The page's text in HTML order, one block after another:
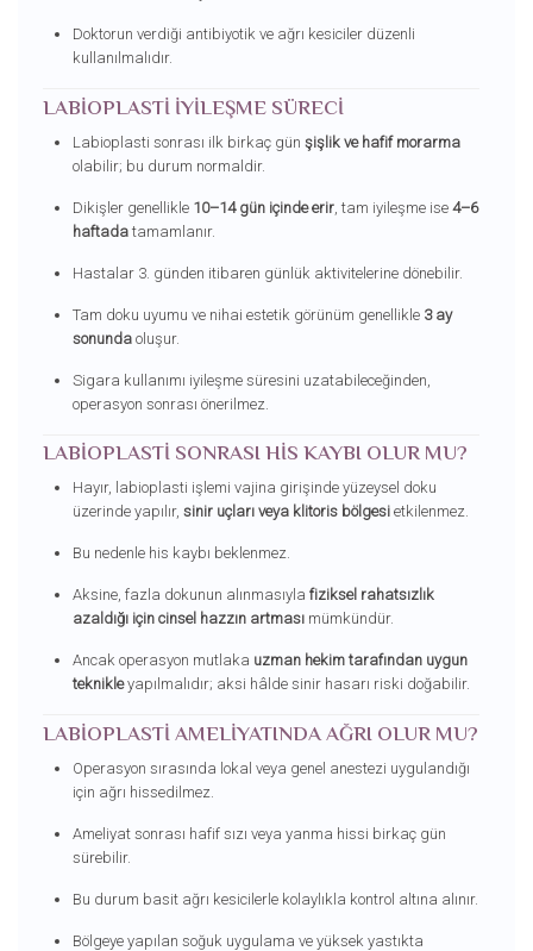
Doktorun verdiği antibiyotik ve ağrı kesiciler düzenli
kullanılmalıdır.
LABIOPLASTI İYILEŞME SÜRECI
Labioplasti sonrası ilk birkaç gün şişlik ve hafif morarma
olabilir; bu durum normaldir.
Dikişler genellikle 10–14 gün içinde erir, tam iyileşme ise 4–6
haftadatamamlanır.
Hastalar 3. günden itibaren günlük aktivitelerine dönebilir.
Tam doku uyumu ve nihai estetik görünüm genellikle 3 ay
sonundaoluşur.
Sigara kullanımı iyileşme süresini uzatabileceğinden,
operasyon sonrası önerilmez.
LABIOPLASTI SONRASI HIS KAYBI OLUR MU?
Hayır, labioplasti işlemi vajina girişinde yüzeysel doku
üzerinde yapılır, sinir uçları veya klitoris bölgesietkilenmez.
Bu nedenle his kaybı beklenmez.
Aksine, fazla dokunun alınmasıyla fiziksel rahatsızlık
azaldığı için cinsel hazzın artmasımümkündür.
Ancak operasyon mutlaka uzman hekim tarafından uygun
teknikleyapılmalıdır; aksi hâlde sinir hasarı riski doğabilir.
LABIOPLASTI AMELIYATINDA AĞRI OLUR MU?
Operasyon sırasında lokal veya genel anestezi uygulandığı
için ağrı hissedilmez.
Ameliyat sonrası hafif sızı veya yanma hissi birkaç gün
sürebilir.
Bu durum basit ağrı kesicilerle kolaylıkla kontrol altına alınır.
Bölgeye yapılan soğuk uygulama ve yüksek yastıkta